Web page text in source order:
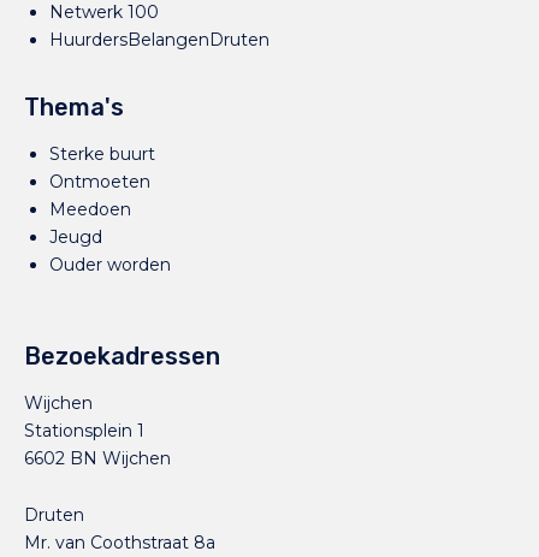
Netwerk 100
HuurdersBelangenDruten
Thema's
Sterke buurt
Ontmoeten
Meedoen
Jeugd
Ouder worden
Bezoekadressen
Wijchen
Stationsplein 1
6602 BN Wijchen
Druten
Mr. van Coothstraat 8a